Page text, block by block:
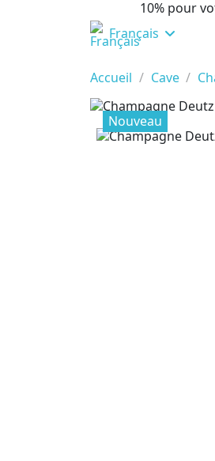
10% pour
Français
Accueil
Cave
Nouveau